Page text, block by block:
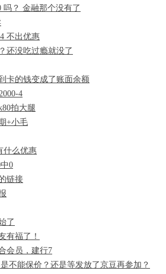
吗？ 金融那个没有了
不出优惠
还没吃过瘾就没了
卡的钱变成了账面余额
4
拍大腿
+小毛
什么优惠
0
链接
了
有福了！
会员，建行7
不能保价？还是等发放了京豆再参加？